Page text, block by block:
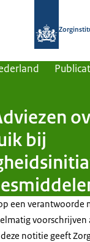
bij
een verantwoorde
voorschrijven
notitie geeft